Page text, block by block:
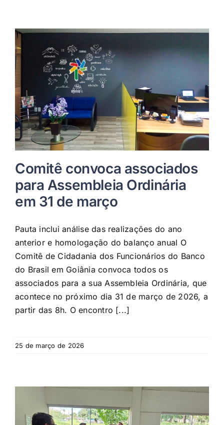
Comitê convoca associados
para Assembleia Ordinária
em 31 de março
Pauta inclui análise das realizações do ano
anterior e homologação do balanço anual O
Comitê de Cidadania dos Funcionários do Banco
do Brasil em Goiânia convoca todos os
associados para a sua Assembleia Ordinária, que
acontece no próximo dia 31 de março de 2026, a
partir das 8h. O encontro [...]
25 de março de 2026